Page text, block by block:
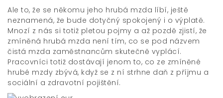
Ale to, že se někomu jeho hrubá mzda líbí, ještě
neznamená, že bude dotyčný spokojený i o výplatě.
Mnozí z nás si totiž pletou pojmy a až pozdě zjistí, že
zmíněná hrubá mzda není tím, co se pod názvem
čistá mzda zaměstnancům skutečně vyplácí.
Pracovníci totiž dostávají jenom to, co ze zmíněné
hrubé mzdy zbývá, když se z ní strhne daň z příjmu a
sociální a zdravotní pojištění.